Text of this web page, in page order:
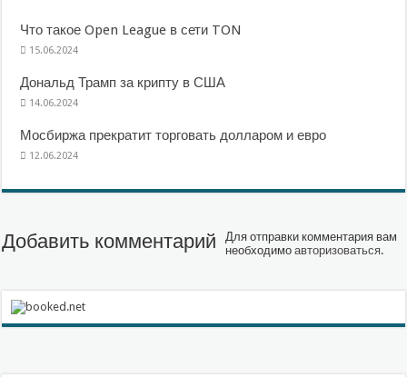
Что такое Open League в сети TON
15.06.2024
Дональд Трамп за крипту в США
14.06.2024
Мосбиржа прекратит торговать долларом и евро
12.06.2024
Добавить комментарий
Для отправки комментария вам
необходимоавторизоваться.